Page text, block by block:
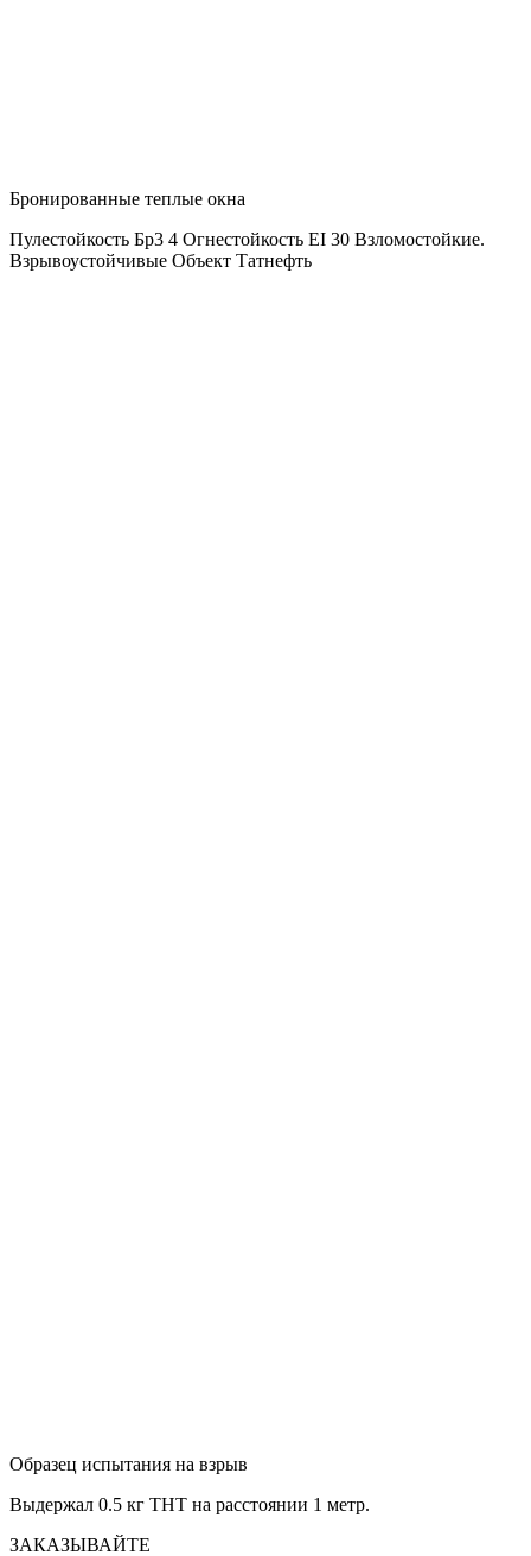
Бронированные теплые окна
Пулестойкость Бр3 4 Огнестойкость ЕI 30 Взломостойкие.
Взрывоустойчивые Объект Татнефть
Образец испытания на взрыв
Выдержал 0.5 кг ТНТ на расстоянии 1 метр.
ЗАКАЗЫВАЙТЕ